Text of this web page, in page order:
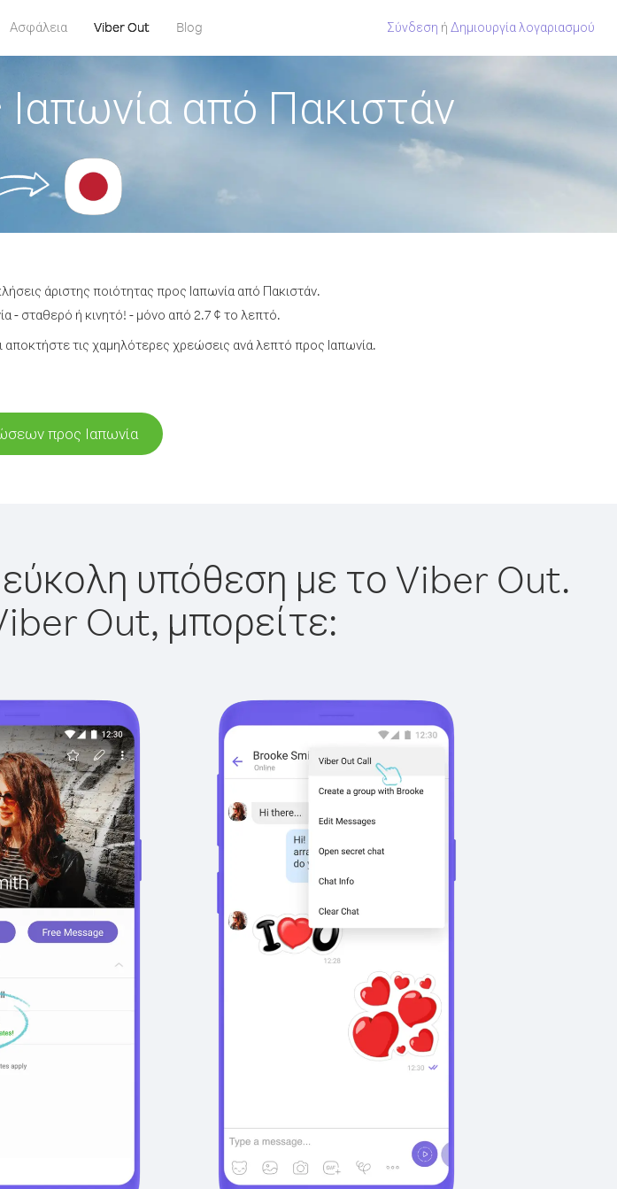
Ασφάλεια Viber Out Blog Σύνδεση ή Δημιουργία λογαριασμού
από Πακιστάν
άριστης ποιότητας προς Ιαπωνία από Πακιστάν.
- σταθερό ή κινητό! - μόνο από 2.7 ¢ το λεπτό.
τις χαμηλότερες χρεώσεις ανά λεπτό προς Ιαπωνία.
προς Ιαπωνία
εύκολη υπόθεση με το Viber Out.
Out, μπορείτε: